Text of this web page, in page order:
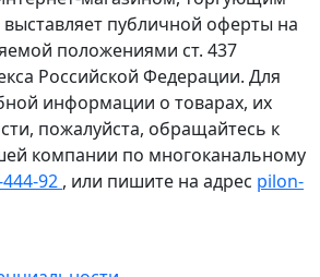
публичной оферты на
положениями ст. 437
Российской Федерации. Для
информации о товарах, их
пожалуйста, обращайтесь к
компании по многоканальному
92 , или пишите на адрес pilon-